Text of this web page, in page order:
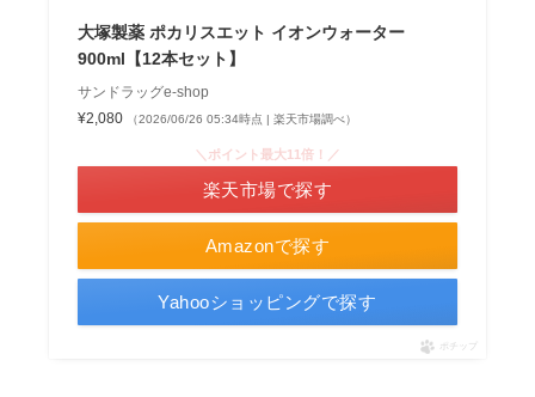
大塚製薬 ポカリスエット イオンウォーター
900ml【12本セット】
サンドラッグe-shop
¥2,080
（2026/06/26 05:34時点 | 楽天市場調べ）
Amazonで探す
＼ポイント最大11倍！／
楽天市場で探す
Yahooショッピングで探す
ポチップ